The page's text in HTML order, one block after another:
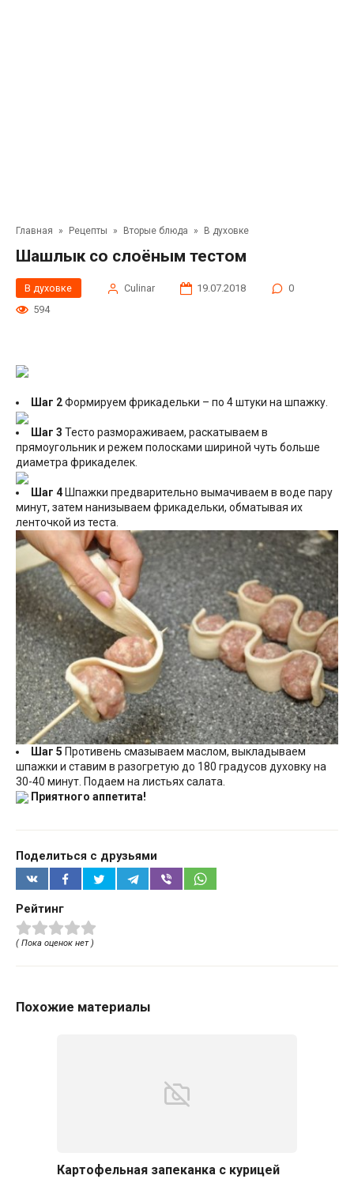
Главная » Рецепты » Вторые блюда » В духовке
Шашлык со слоёным тестом
В духовке Сulinar 19.07.2018
0
594
Шаг 2Формируем фрикадельки – по 4 штуки на шпажку.
Шаг 3 Тесто размораживаем, раскатываем в
прямоугольник и режем полосками шириной чуть больше
диаметра фрикаделек.
Шаг 4Шпажки предварительно вымачиваем в воде пару
минут, затем нанизываем фрикадельки, обматывая их
ленточкой из теста.
Шаг 5 Противень смазываем маслом, выкладываем
шпажки и ставим в разогретую до 180 градусов духовку на
30-40 минут. Подаем на листьях салата.
Приятного аппетита!
Поделиться с друзьями
Рейтинг
( Пока оценок нет )
Похожие материалы
Картофельная запеканка с курицей